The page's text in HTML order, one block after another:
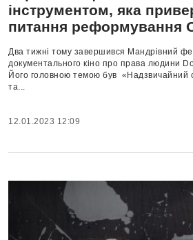
інструментом, яка
питання реформування
Два тижні тому завершився Мандрівний
документального кіно про права людини
Його головною темою був «Надзвичайний
та...
12.01.2023 12:09